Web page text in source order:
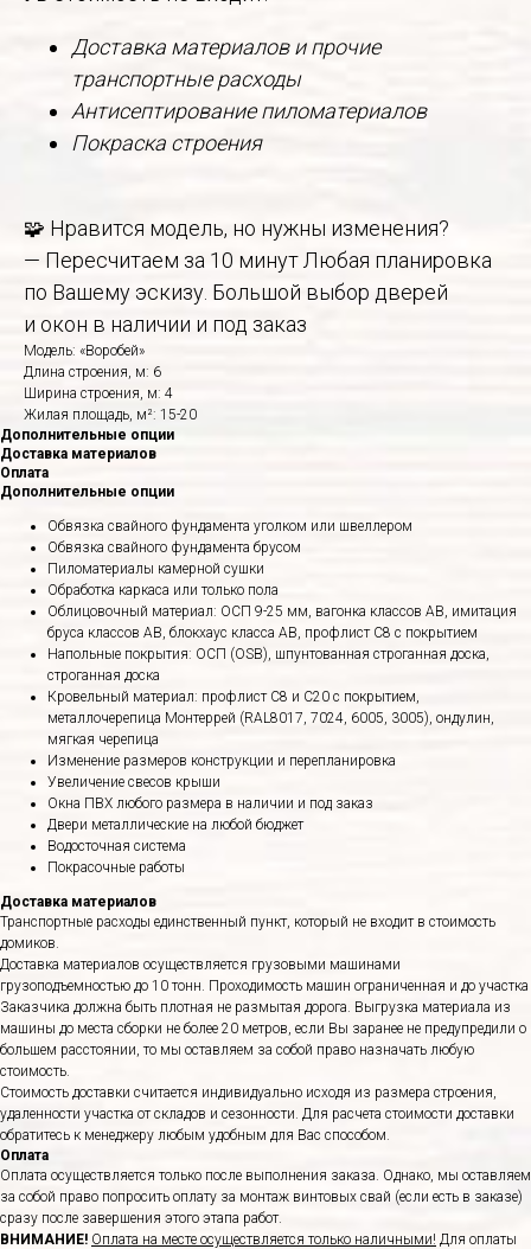
Доставка материалов и прочие
транспортные расходы
Антисептирование пиломатериалов
Покраска строения
🧩 Нравится модель, но нужны изменения?
— Пересчитаем за 10 минут Любая планировка
по Вашему эскизу. Большой выбор дверей
и окон в наличии и под заказ
Модель: «Воробей»
Длина строения, м: 6
Ширина строения, м: 4
Жилая площадь, м²: 15-20
Дополнительные опции
Доставка материалов
Оплата
Дополнительные опции
Обвязка свайного фундамента уголком или швеллером
Обвязка свайного фундамента брусом
Пиломатериалы камерной сушки
Обработка каркаса или только пола
Облицовочный материал: ОСП 9-25 мм, вагонка классов АВ, имитация
бруса классов АВ, блокхаус класса АВ, профлист С8 с покрытием
Напольные покрытия: ОСП (OSB), шпунтованная строганная доска,
строганная доска
Кровельный материал: профлист С8 и С20 с покрытием,
металлочерепица Монтеррей (RAL8017, 7024, 6005, 3005), ондулин,
мягкая черепица
Изменение размеров конструкции и перепланировка
Увеличение свесов крыши
Окна ПВХ любого размера в наличии и под заказ
Двери металлические на любой бюджет
Водосточная система
Покрасочные работы
Доставка материалов
Транспортные расходы единственный пункт, который не входит в стоимость
домиков.
Доставка материалов осуществляется грузовыми машинами
грузоподъемностью до 10 тонн. Проходимость машин ограниченная и до участка
Заказчика должна быть плотная не размытая дорога. Выгрузка материала из
машины до места сборки не более 20 метров, если Вы заранее не предупредили о
большем расстоянии, то мы оставляем за собой право назначать любую
стоимость.
Стоимость доставки считается индивидуально исходя из размера строения,
удаленности участка от складов и сезонности. Для расчета стоимости доставки
обратитесь к менеджеру любым удобным для Вас способом.
Оплата
Оплата осуществляется только после выполнения заказа. Однако, мы оставляем
за собой право попросить оплату за монтаж винтовых свай (если есть в заказе)
сразу после завершения этого этапа работ.
ВНИМАНИЕ! Оплата на месте осуществляется только наличными! Для оплаты